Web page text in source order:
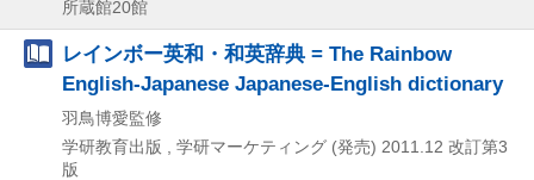
所蔵館20館
レインボー英和・和英辞典 = The Rainbow
English-Japanese Japanese-English dictionary
羽鳥博愛監修
学研教育出版 , 学研マーケティング (発売) 2011.12 改訂第3
版